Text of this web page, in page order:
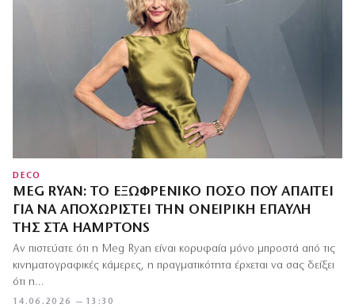
DECO
MEG RYAN: ΤΟ ΕΞΩΦΡΕΝΙΚΌ ΠΟΣΌ ΠΟΥ ΑΠΑΙΤΕΊ
ΓΙΑ ΝΑ ΑΠΟΧΩΡΙΣΤΕΊ ΤΗΝ ΟΝΕΙΡΙΚΉ ΈΠΑΥΛΉ
ΤΗΣ ΣΤΑ HAMPTONS
14.06.2026 — 13:30
Αν πιστεύατε ότι η Meg Ryan είναι κορυφαία μόνο μπροστά από τις
κινηματογραφικές κάμερες, η πραγματικότητα έρχεται να σας δείξει
ότι η…